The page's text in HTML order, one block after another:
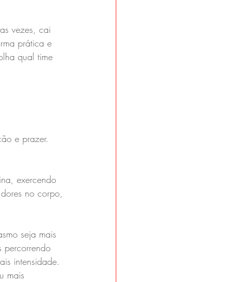
vezes, cai
prática e
qual time
e prazer.
exercendo
no corpo,
seja mais
percorrendo
intensidade.
mais